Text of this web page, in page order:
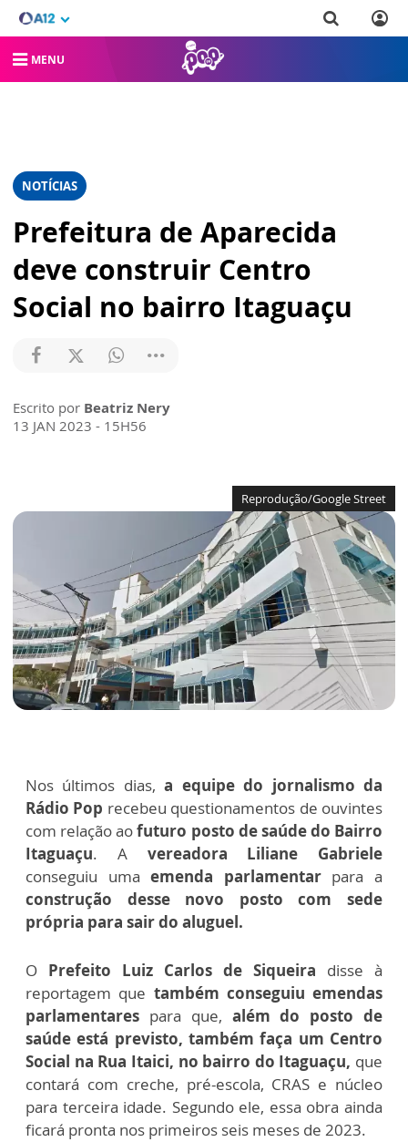
MENU
NOTÍCIAS
Prefeitura de Aparecida
deve construir Centro
Social no bairro Itaguaçu
Escrito por Beatriz Nery
13 JAN 2023 - 15H56
Reprodução/Google Street
Nos últimos dias, a equipe do jornalismo da
Rádio Pop recebeu questionamentos de ouvintes
com relação aofuturo posto de saúde do Bairro
Itaguaçu. A vereadora Liliane Gabriele
conseguiu umaemenda parlamentarpara a
construção desse novo posto com sede
própria para sair do aluguel.
O Prefeito Luiz Carlos de Siqueira disse à
reportagem que também conseguiu emendas
parlamentares para que, além do posto de
saúde está previsto, também faça um Centro
Social na Rua Itaici, no bairro do Itaguaçu, que
contará com creche, pré-escola, CRAS e núcleo
para terceira idade. Segundo ele, essa obra ainda
ficará pronta nos primeiros seis meses de 2023.